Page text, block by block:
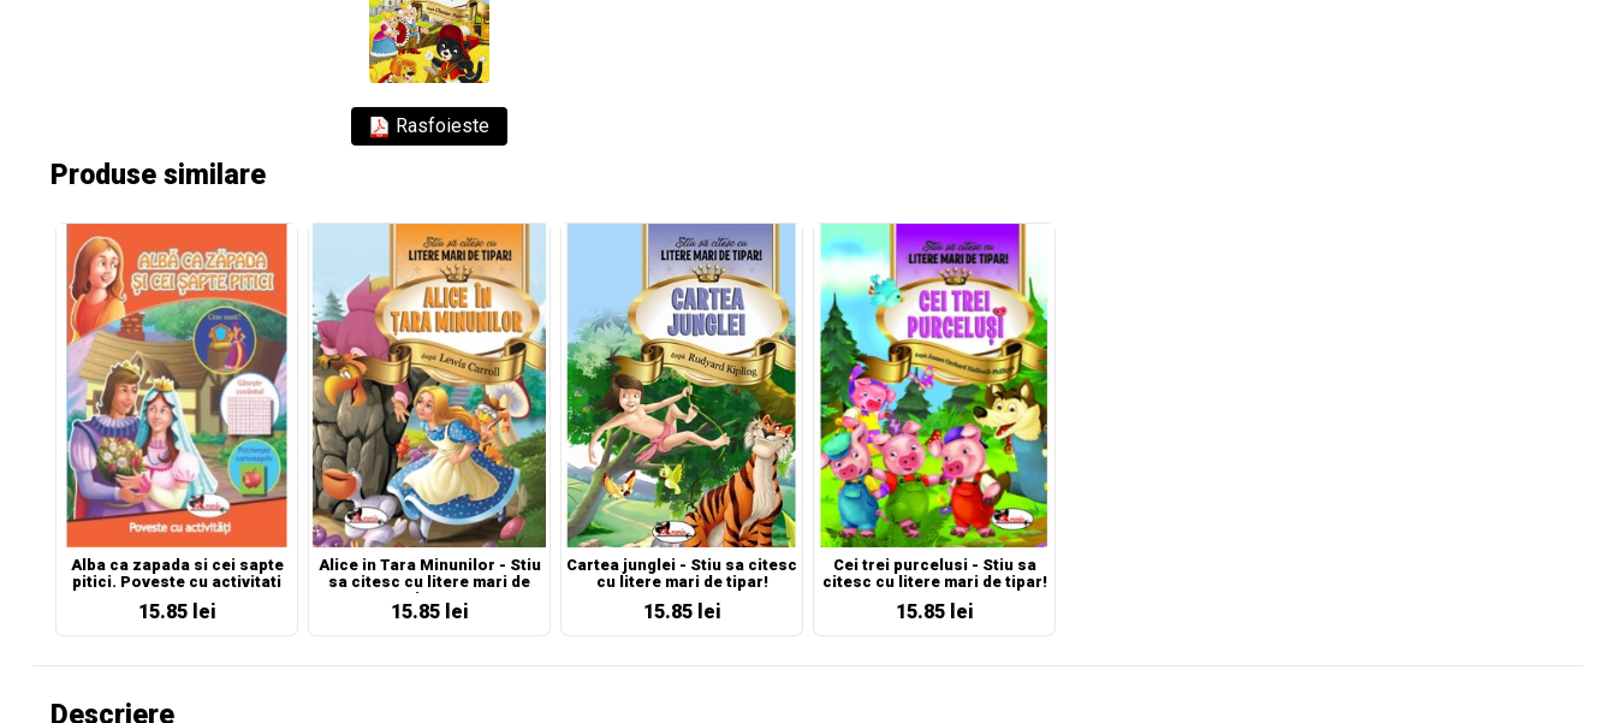
Rasfoieste
Produse similare
Alba ca zapada si cei sapte
pitici. Poveste cu activitati
15.85 lei
Alice in Tara Minunilor - Stiu
sa citesc cu litere mari de
tipar!
15.85 lei
Cartea junglei - Stiu sa citesc
cu litere mari de tipar!
15.85 lei
Cei trei purcelusi - Stiu sa
citesc cu litere mari de tipar!
15.85 lei
Descriere